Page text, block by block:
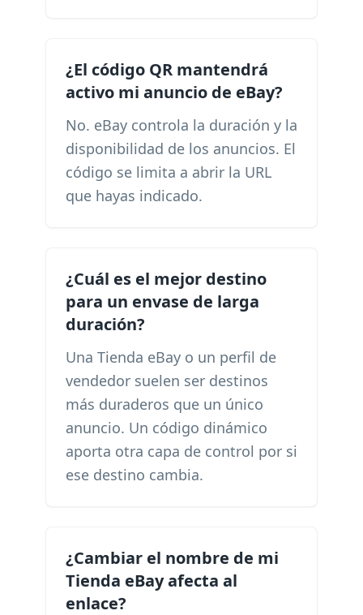
¿El código QR mantendrá
activo mi anuncio de eBay?
No. eBay controla la duración y la
disponibilidad de los anuncios. El
código se limita a abrir la URL
que hayas indicado.
¿Cuál es el mejor destino
para un envase de larga
duración?
Una Tienda eBay o un perfil de
vendedor suelen ser destinos
más duraderos que un único
anuncio. Un código dinámico
aporta otra capa de control por si
ese destino cambia.
¿Cambiar el nombre de mi
Tienda eBay afecta al
enlace?